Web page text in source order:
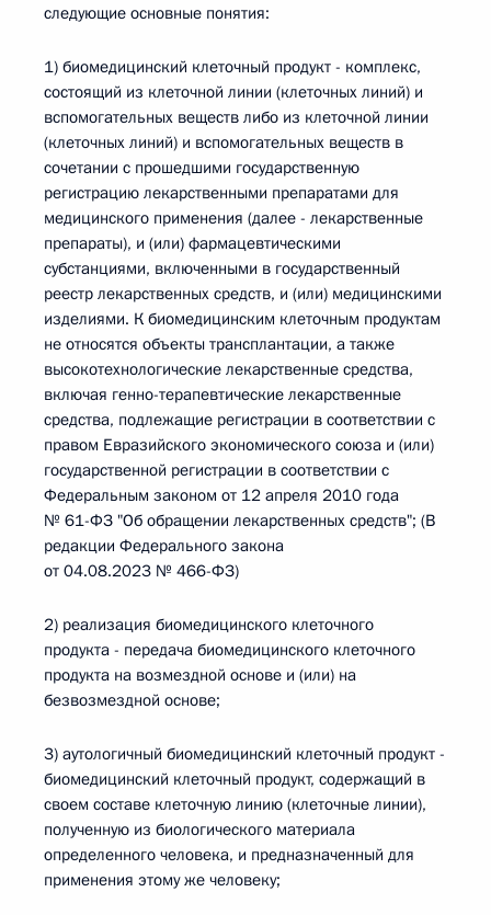
следующие основные понятия:
1) биомедицинский клеточный продукт - комплекс,
состоящий из клеточной линии (клеточных линий) и
вспомогательных веществ либо из клеточной линии
(клеточных линий) и вспомогательных веществ в
сочетании с прошедшими государственную
регистрацию лекарственными препаратами для
медицинского применения (далее - лекарственные
препараты), и (или) фармацевтическими
субстанциями, включенными в государственный
реестр лекарственных средств, и (или) медицинскими
изделиями. К биомедицинским клеточным продуктам
не относятся объекты трансплантации, а также
высокотехнологические лекарственные средства,
включая генно-терапевтические лекарственные
средства, подлежащие регистрации в соответствии с
правом Евразийского экономического союза и (или)
государственной регистрации в соответствии с
Федеральным законом от 12 апреля 2010 года
№ 61-ФЗ "Об обращении лекарственных средств"; (В
редакции Федерального закона
от 04.08.2023 № 466-ФЗ)
2) реализация биомедицинского клеточного
продукта - передача биомедицинского клеточного
продукта на возмездной основе и (или) на
безвозмездной основе;
3) аутологичный биомедицинский клеточный продукт -
биомедицинский клеточный продукт, содержащий в
своем составе клеточную линию (клеточные линии),
полученную из биологического материала
определенного человека, и предназначенный для
применения этому же человеку;